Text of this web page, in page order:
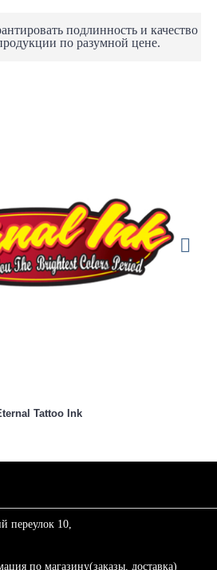
Tattoo Ink
переулок 10,
по магазину(заказы, доставка)